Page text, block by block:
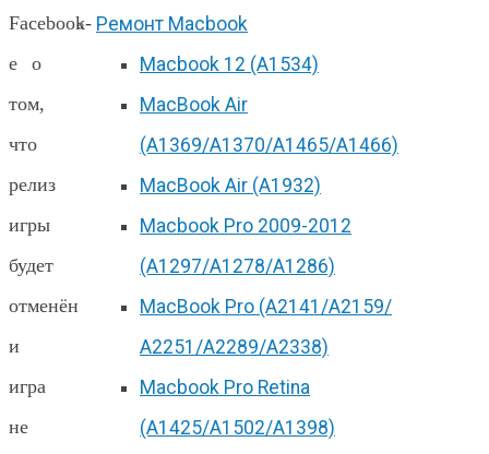
Ремонт Macbook
Macbook 12 (А1534)
MacBook Air
(A1369/A1370/A1465/A1466)
MacBook Air (A1932)
Macbook Pro 2009-2012
(A1297/A1278/A1286)
MacBook Pro (А2141/А2159/
А2251/A2289/A2338)
Macbook Pro Retina
(А1425/A1502/A1398)
Facebook-
е о
том,
что
релиз
игры
будет
отменён
и
игра
не